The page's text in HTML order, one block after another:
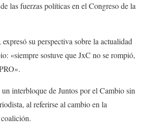
las fuerzas políticas en el Congreso de la
su perspectiva sobre la actualidad
«siempre sostuve que JxC no se rompió,
un interbloque de Juntos por el Cambio sin
al referirse al cambio en la